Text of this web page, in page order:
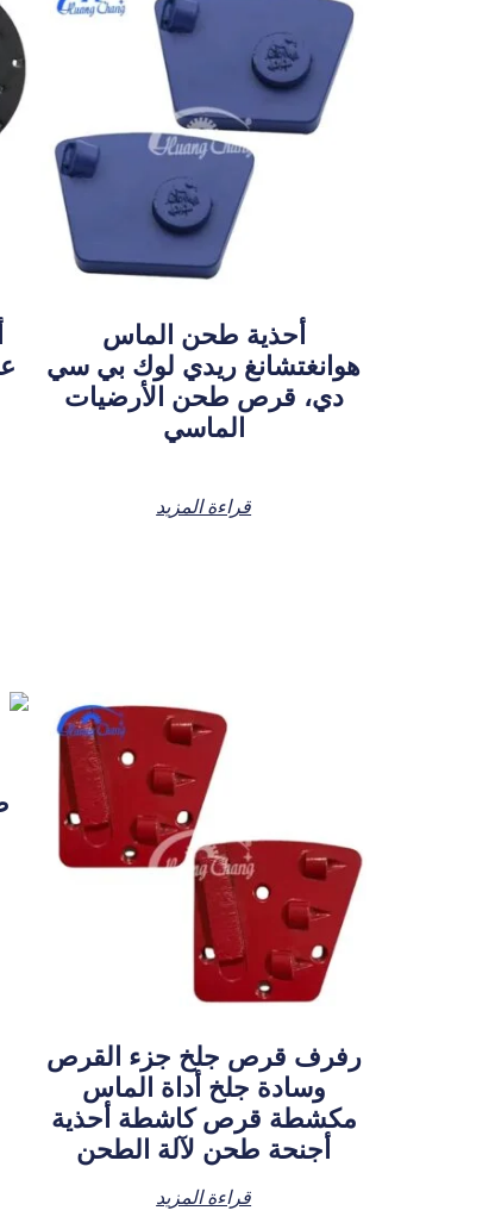
أحذية طحن الماس
هوانغتشانغ ريدي لوك بي سي
دي، قرص طحن الأرضيات
الماسي
قراءة المزيد
رفرف قرص جلخ جزء القرص
وسادة جلخ أداة الماس
مكشطة قرص كاشطة أحذية
أجنحة طحن لآلة الطحن
قراءة المزيد